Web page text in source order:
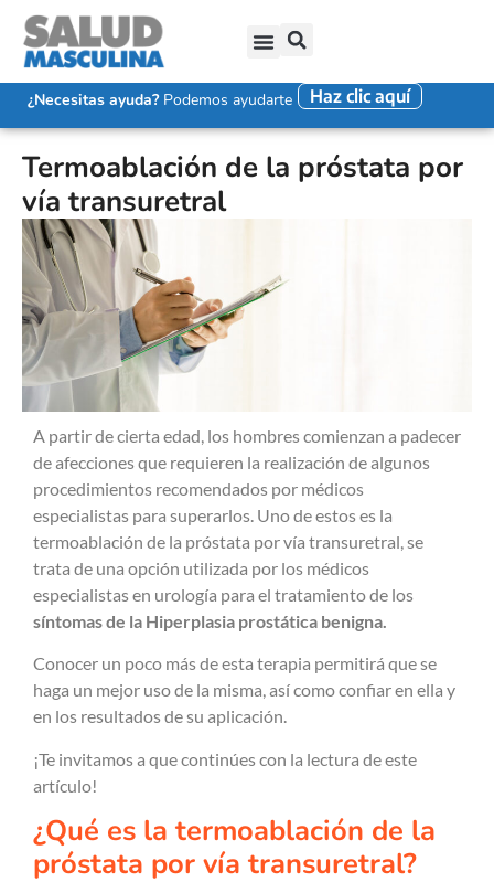
¿Necesitas ayuda?Podemos ayudarte Haz clic aquí
Termoablación de la próstata por
vía transuretral
A partir de cierta edad, los hombres comienzan a padecer
de afecciones que requieren la realización de algunos
procedimientos recomendados por médicos
especialistas para superarlos. Uno de estos es la
termoablación de la próstata por vía transuretral, se
trata de una opción utilizada por los médicos
especialistas en urología para el tratamiento de los
síntomas de la Hiperplasia prostática benigna.
Conocer un poco más de esta terapia permitirá que se
haga un mejor uso de la misma, así como confiar en ella y
en los resultados de su aplicación.
¡Te invitamos a que continúes con la lectura de este
artículo!
¿Qué es la termoablación de la
próstata por vía transuretral?